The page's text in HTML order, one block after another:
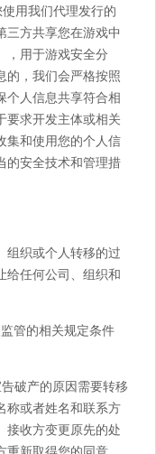
用我们代理发行的
三方共享您在游戏中
，用于游戏安全分
的，我们会严格按照
个人信息共享符合相
要求开发主体或相关
集和使用您的个人信
的安全技术和管理措
组织或个人转移的过
给任何公司、组织和
管的相关规定条件
破产的原因需要转移
称或者姓名和联系方
接收方变更原先的处
新取得您的同意。